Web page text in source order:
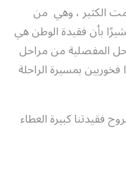
الكثير ، وهي من
بأن فقيدة الوطن هي
المفصلية من مراحل
بمسيرة الراحلة
فقيدتنا كبيرة العطاء